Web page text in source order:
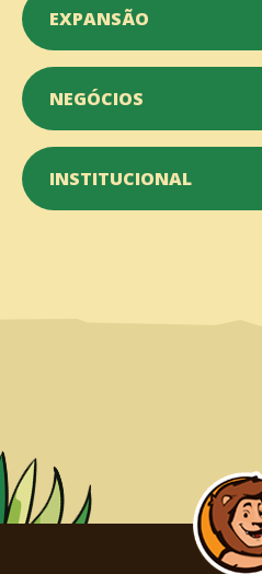
EXPANSÃO
NEGÓCIOS
INSTITUCIONAL